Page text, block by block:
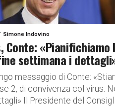
Simone Indovino
Conte: «Pianifichiamo
settimana i
messaggio di Conte:
2, di convivenza col virus.
Il Presidente del